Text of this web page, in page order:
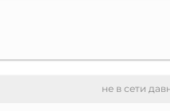
не в сети